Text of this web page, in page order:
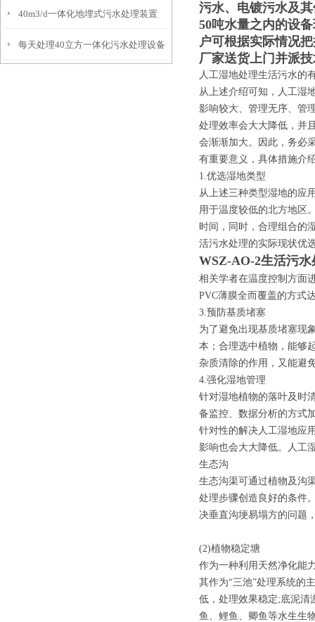
40m3/d一体化地埋式污水处理装置
每天处理40立方一体化污水处理设备
污水、电镀污水及
50吨水量之内的设
户可根据实际情况
厂家送货上门并派
人工湿地处理生活污水的
从上述介绍可知，人工湿
影响较大、管理无序、管
处理效率会大大降低，并
会渐渐加大。因此，务必
有重要意义，具体措施介
1.优选湿地类型
从上述三种类型湿地的应
用于温度较低的北方地区
时间，同时，合理组合的
活污水处理的实际现状优
WSZ-AO-2生活污水
相关学者在温度控制方面
PVC薄膜全而覆盖的方式
3.预防基质堵塞
为了避免出现基质堵塞现
本；合理选中植物，能够
杂质清除的作用，又能避
4.强化湿地管理
针对湿地植物的落叶及时
备监控、数据分析的方式
针对性的解决人工湿地应
影响也会大大降低。人工
生态沟
生态沟渠可通过植物及沟
处理步骤创造良好的条件
决垂直沟埂易塌方的问题
(2)植物稳定塘
作为一种利用天然净化能
其作为“三池”处理系统的
低，处理效果稳定;底泥清
鱼、鲤鱼、卿鱼等水生生